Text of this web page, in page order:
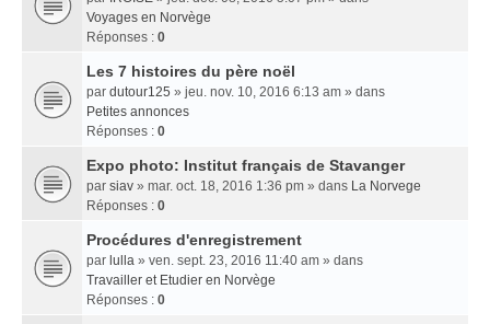
Voyages en Norvège
Réponses : 0
Les 7 histoires du père noël
par dutour125 » jeu. nov. 10, 2016 6:13 am » dans
Petites annonces
Réponses : 0
Expo photo: Institut français de Stavanger
par siav » mar. oct. 18, 2016 1:36 pm » dans La Norvege
Réponses : 0
Procédures d'enregistrement
par lulla » ven. sept. 23, 2016 11:40 am » dans
Travailler et Etudier en Norvège
Réponses : 0